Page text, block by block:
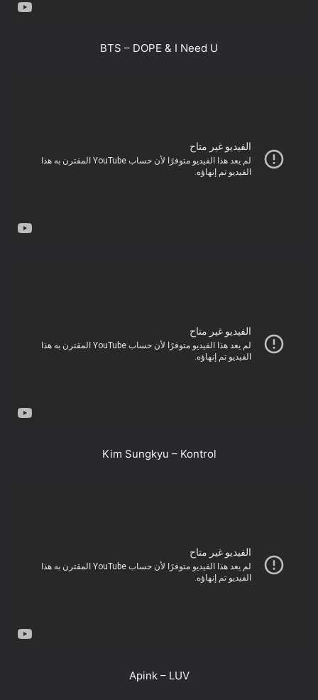
BTS – DOPE & I Need U
Kim Sungkyu – Kontrol
Apink – LUV